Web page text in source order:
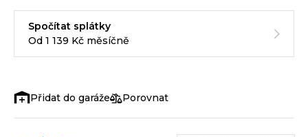
Spočítat splátky
Od 1 139 Kč měsíčně
Porovnat